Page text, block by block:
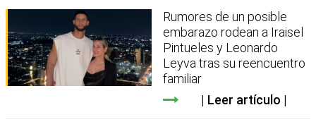
Rumores de un posible
embarazo rodean a Iraisel
Pintueles y Leonardo
Leyva tras su reencuentro
familiar
Leer artículo